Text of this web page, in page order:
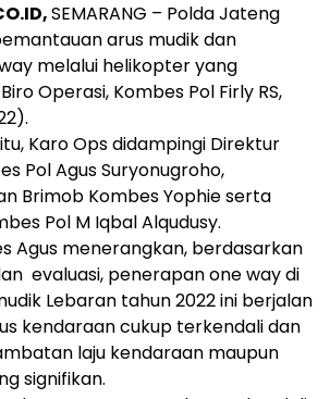
SEMARANG – Polda Jateng
arus mudik dan
melalui helikopter yang
Operasi, Kombes Pol Firly RS,
Karo Ops didampingi Direktur
Pol Agus Suryonugroho,
Brimob Kombes Yophie serta
Pol M Iqbal Alqudusy.
Agus menerangkan, berdasarkan
evaluasi, penerapan one way di
Lebaran tahun 2022 ini berjalan
kendaraan cukup terkendali dan
laju kendaraan maupun
signifikan.